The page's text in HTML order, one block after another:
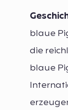
blaue
die
blaue